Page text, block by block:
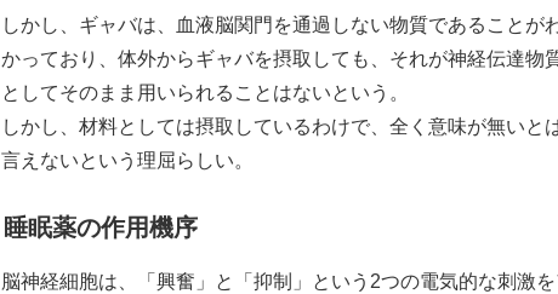
しかし、ギャバは、血液脳関門を通過しない物質であることが
かっており、体外からギャバを摂取しても、それが神経伝達物
としてそのまま用いられることはないという。
しかし、材料としては摂取しているわけで、全く意味が無いと
言えないという理屈らしい。
睡眠薬の作用機序
脳神経細胞は、「興奮」と「抑制」という2つの電気的な刺激を